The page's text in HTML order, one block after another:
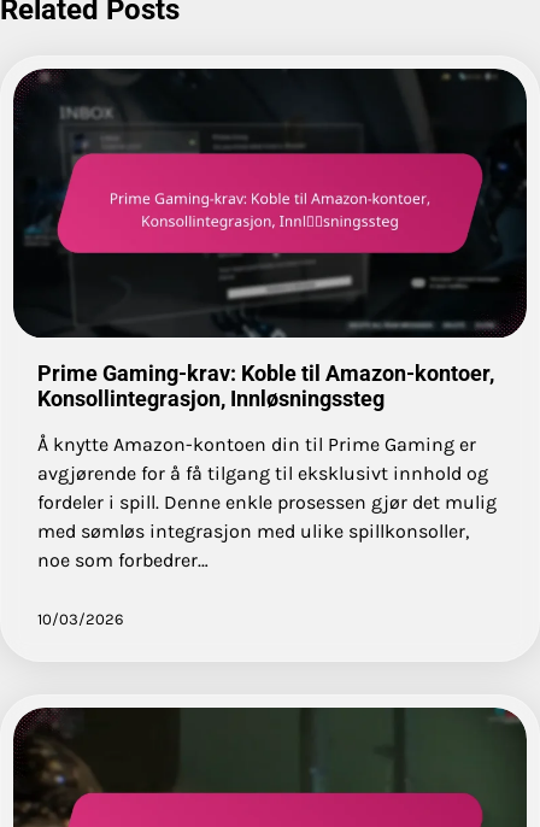
Related Posts
Prime Gaming-krav: Koble til Amazon-kontoer,
Konsollintegrasjon, Innløsningssteg
Å knytte Amazon-kontoen din til Prime Gaming er
avgjørende for å få tilgang til eksklusivt innhold og
fordeler i spill. Denne enkle prosessen gjør det mulig
med sømløs integrasjon med ulike spillkonsoller,
noe som forbedrer…
10/03/2026